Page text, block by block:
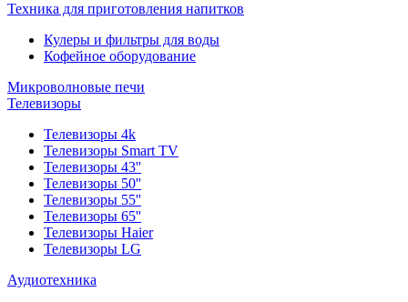
Техника для приготовления напитков
Кулеры и фильтры для воды
Кофейное оборудование
Микроволновые печи
Телевизоры
Телевизоры 4k
Телевизоры Smart TV
Телевизоры 43''
Телевизоры 50''
Телевизоры 55''
Телевизоры 65''
Телевизоры Haier
Телевизоры LG
Аудиотехника